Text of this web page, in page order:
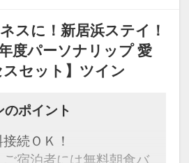
スに！新居浜ステイ！
度パーソナリップ 愛
セット】ツイン
のポイント
続ＯＫ！
宿泊者には無料朝食バ